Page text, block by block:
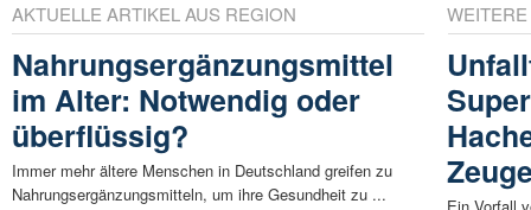
AKTUELLE ARTIKEL AUS REGION
Nahrungsergänzungsmittel
im Alter: Notwendig oder
überflüssig?
Immer mehr ältere Menschen in Deutschland greifen zu
Nahrungsergänzungsmitteln, um ihre Gesundheit zu ...